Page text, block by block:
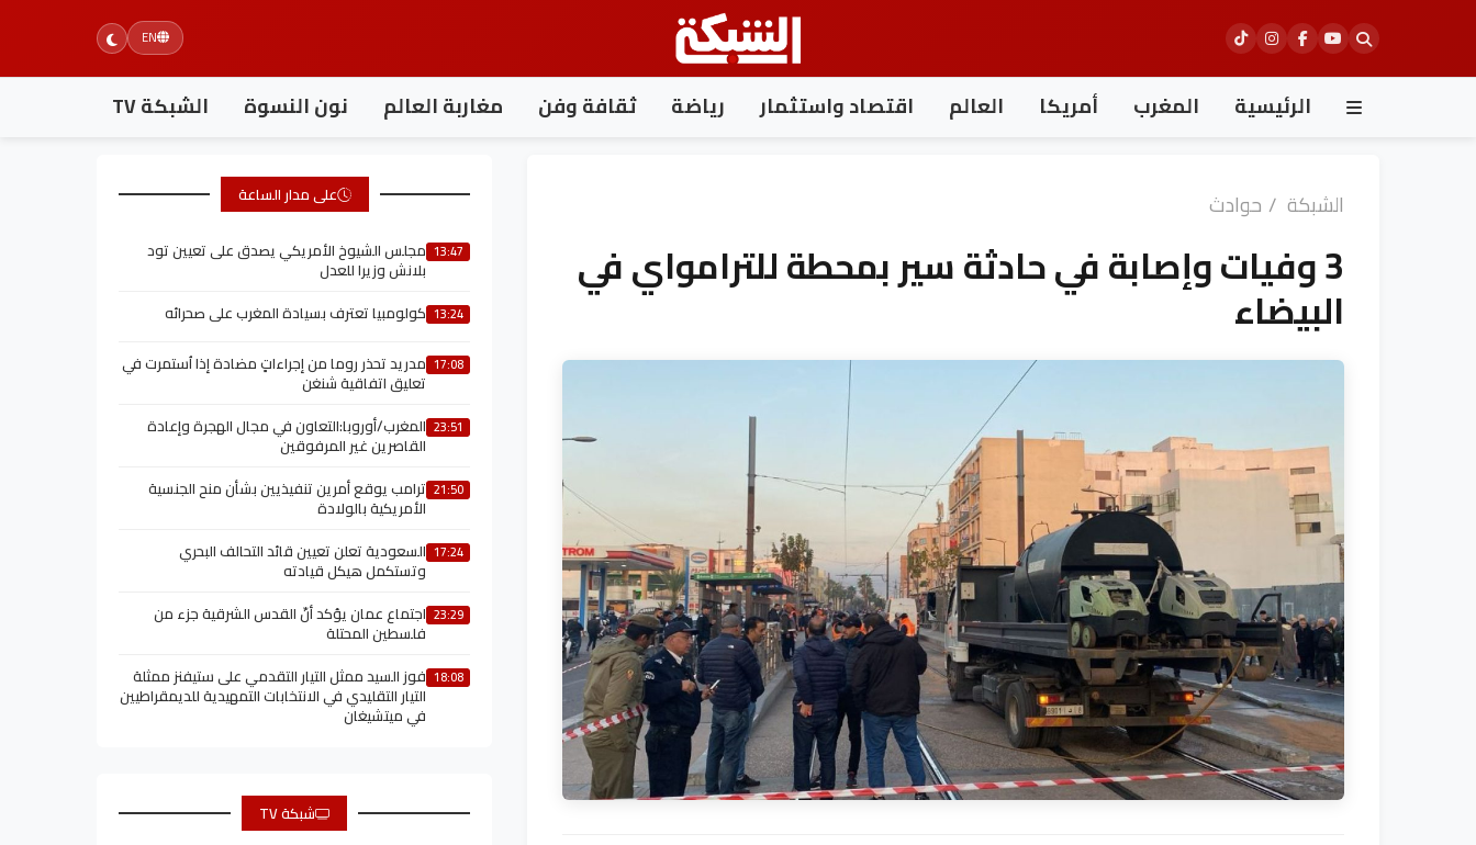
EN
الرئيسية المغرب أمريكا العالم اقتصاد واستثمار رياضة ثقافة وفن مغاربة العالم نون النسوة الشبكة TV
الشبكة / حوادث
3 وفيات وإصابة في حادثة سير بمحطة للترامواي في
البيضاء
على مدار الساعة
13:47 مجلس الشيوخ الأمريكي يصدق على تعيين تود
بلانش وزيرا للعدل
13:24 كولومبيا تعترف بسيادة المغرب على صحرائه
17:08 مدريد تحذر روما من إجراءاتٍ مضادة إذا اُستمرت في
تعليق اتفاقية شنغن
23:51 المغرب/أوروبا:التعاون في مجال الهجرة وإعادة
القاصرين غير المرفوقين
21:50 ترامب يوقع أمرين تنفيذيين بشأن منح الجنسية
الأمريكية بالولادة
17:24 السعودية تعلن تعيين قائد التحالف البحري
وتستكمل هيكل قيادته
23:29 اجتماع عمان يؤكد أنّ القدس الشرقية جزء من
فلسطين المحتلة
18:08 فوز السيد ممثل التيار التقدمي على ستيفنز ممثلة
التيار التقليدي في الانتخابات التمهيدية للديمقراطيين
في ميتشيغان
شبكة TV